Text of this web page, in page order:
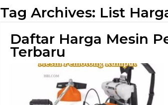
Tag Archives: List
Daftar Harga Mesin
Terbaru